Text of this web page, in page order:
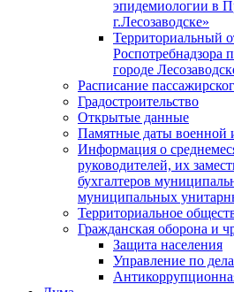
эпидемиологии в
г.Лесозаводске»
Территориальный
Роспотребнадзора
городе
Расписание
Градостроительство
Открытые данные
Памятные даты военной
Информация о
руководителей, их
бухгалтеров
муниципальных
Территориальное
Гражданская оборона и
Защита населения
Управление по